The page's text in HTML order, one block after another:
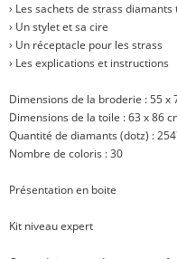
› Les sachets de strass
› Un stylet et sa cire
› Un réceptacle pour les strass
› Les explications et instructions
Dimensions de la broderie : 55 x
Dimensions de la toile : 63 x 86
Quantité de diamants (dotz) :
Nombre de coloris : 30
Présentation en boite
Kit niveau expert